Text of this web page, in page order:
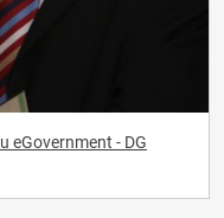
eGovernment - DG